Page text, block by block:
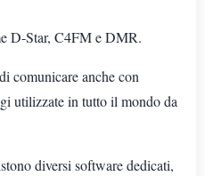
D-Star, C4FM e DMR.
comunicare anche con
utilizzate in tutto il mondo da
diversi software dedicati,